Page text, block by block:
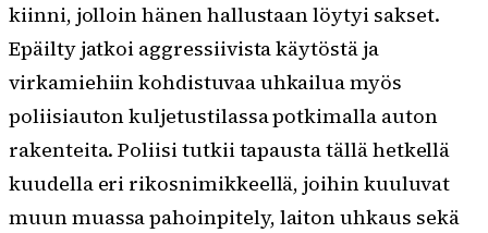
kiinni, jolloin hänen hallustaan löytyi sakset.
Epäilty jatkoi aggressiivista käytöstä ja
virkamiehiin kohdistuvaa uhkailua myös
poliisiauton kuljetustilassa potkimalla auton
rakenteita. Poliisi tutkii tapausta tällä hetkellä
kuudella eri rikosnimikkeellä, joihin kuuluvat
muun muassa pahoinpitely, laiton uhkaus sekä